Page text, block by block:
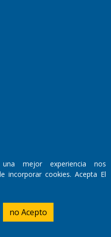
mejor experiencia nos
incorporar cookies. Acepta El
no Acepto